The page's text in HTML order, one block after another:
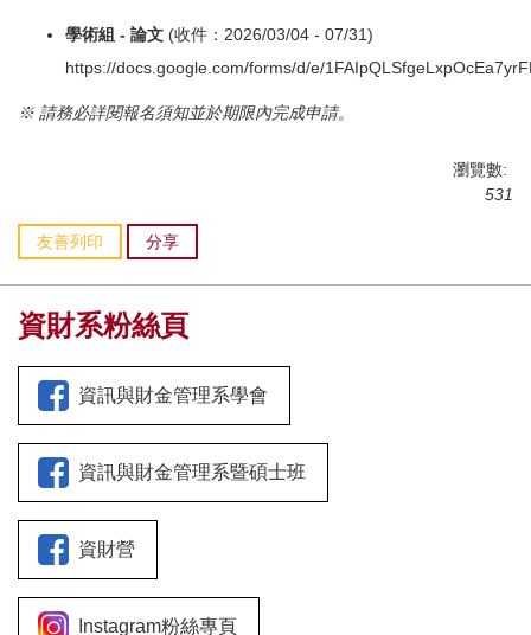
學術組 - 論文 (收件：2026/03/04 - 07/31)
https://docs.google.com/forms/d/e/
※ 請務必詳閱報名須知並於期限內完成申請。
瀏覽數:
531
友善列印 分享
資財系粉絲頁
資訊與財金管理系學會
資訊與財金管理系暨碩士班
資財營
Instagram粉絲專頁